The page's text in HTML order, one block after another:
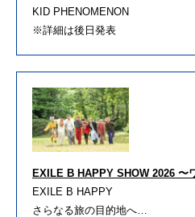
KID PHENOMENON
※詳細は後日発表
EXILE B HAPPY SHOW 2026 〜
EXILE B HAPPY
さらなる旅の目的地へ…